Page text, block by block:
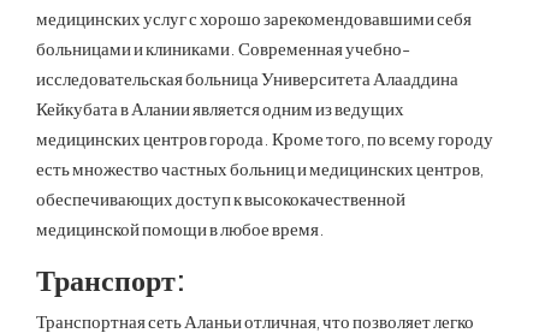
медицинских услуг с хорошо зарекомендовавшими себя
больницами и клиниками. Современная учебно-
исследовательская больница Университета Алааддина
Кейкубата в Алании является одним из ведущих
медицинских центров города. Кроме того, по всему городу
есть множество частных больниц и медицинских центров,
обеспечивающих доступ к высококачественной
медицинской помощи в любое время.
Транспорт:
Транспортная сеть Аланьи отличная, что позволяет легко